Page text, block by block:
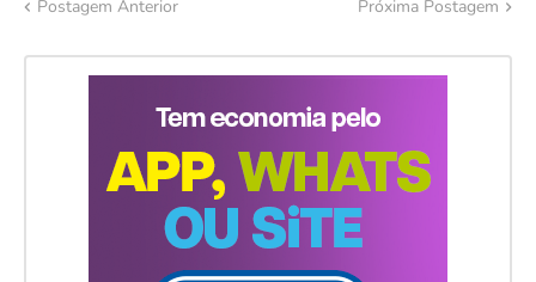
Postagem Anterior Próxima Postagem